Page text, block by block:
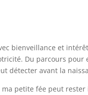
bienveillance et
Du parcours pour
détecter avant la
petite fée peut